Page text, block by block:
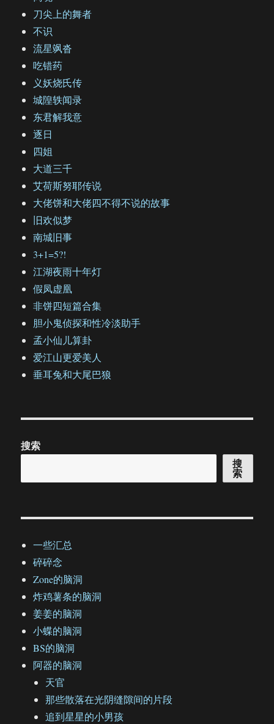
刀尖上的舞者
不识
流星飒沓
吃错药
义妖烧氏传
城隍轶闻录
东君解我意
逐日
四姐
大道三千
艾荷斯努耶传说
大佬饼和大佬四不得不说的故事
旧欢似梦
南城旧事
3+1=5?!
江湖夜雨十年灯
假凤虚凰
非饼四短篇合集
胆小鬼侦探和性冷淡助手
孟小仙儿算卦
爱江山更爱美人
垂耳兔和大尾巴狼
搜索
搜
索
一些汇总
碎碎念
Zone的脑洞
炸鸡薯条的脑洞
姜姜的脑洞
小蝶的脑洞
BS的脑洞
阿器的脑洞
天官
那些散落在光阴缝隙间的片段
追到星星的小男孩